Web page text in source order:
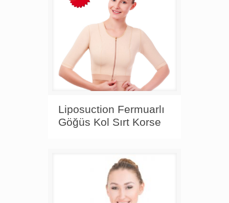
Liposuction Fermuarlı
Göğüs Kol Sırt Korse